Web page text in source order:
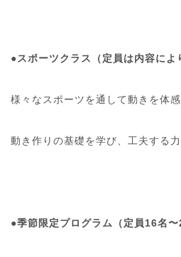
●スポーツクラス（定員は内容によ
様々なスポーツを通して動きを体感
動き作りの基礎を学び、工夫する力
●季節限定プログラム（定員16名〜